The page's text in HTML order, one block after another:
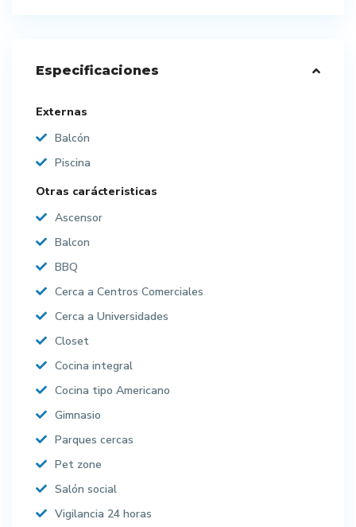
Especificaciones
Externas
Balcón
Piscina
Otras carácteristicas
Ascensor
Balcon
BBQ
Cerca a Centros Comerciales
Cerca a Universidades
Closet
Cocina integral
Cocina tipo Americano
Gimnasio
Parques cercas
Pet zone
Salón social
Vigilancia 24 horas